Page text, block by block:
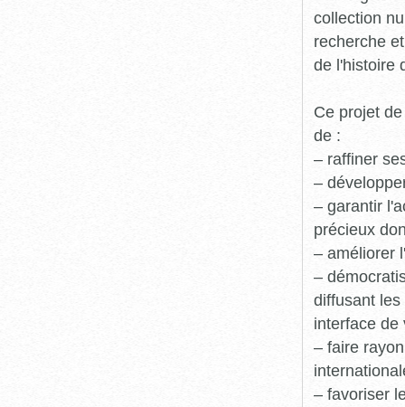
collection
recherche
de l'histoire
Ce projet
de :
– raffiner
–
– garantir
précieux
– améliorer
–
diffusant
interface de
– faire
– favoriser